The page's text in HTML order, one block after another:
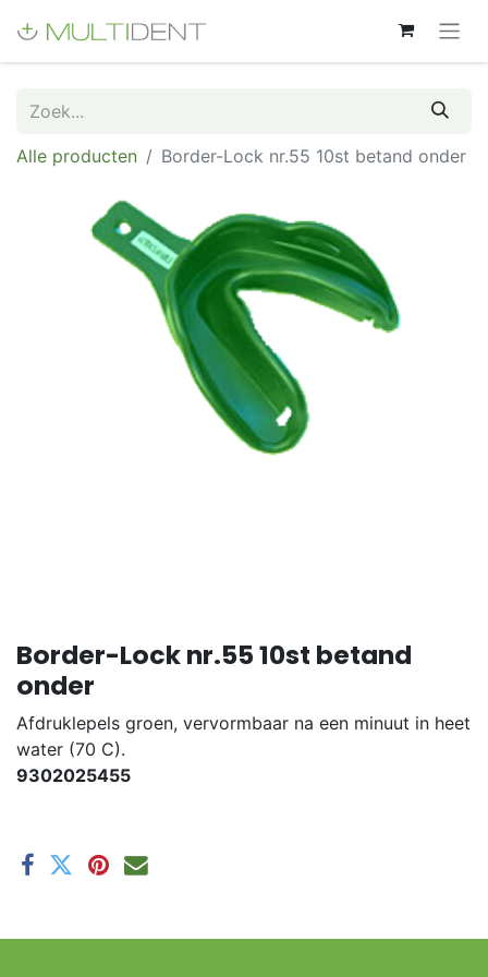
Alle producten Border-Lock nr.55 10st betand onder
Border-Lock nr.55 10st betand
onder
Afdruklepels groen, vervormbaar na een minuut in heet
water (70 C).
9302025455